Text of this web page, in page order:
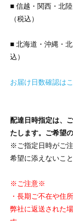
■ 信越・関西・北
（税込）
■ 北海道・沖縄・
込）
お届け日数確認は
配達日時指定は、
たします。ご希望
※ご指定日時がご
希望に添えないこ
※ご注意※
・長期ご不在や住
弊社に返送された